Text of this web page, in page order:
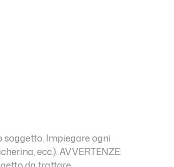
Impiegare ogni
ecc.). AVVERTENZE: